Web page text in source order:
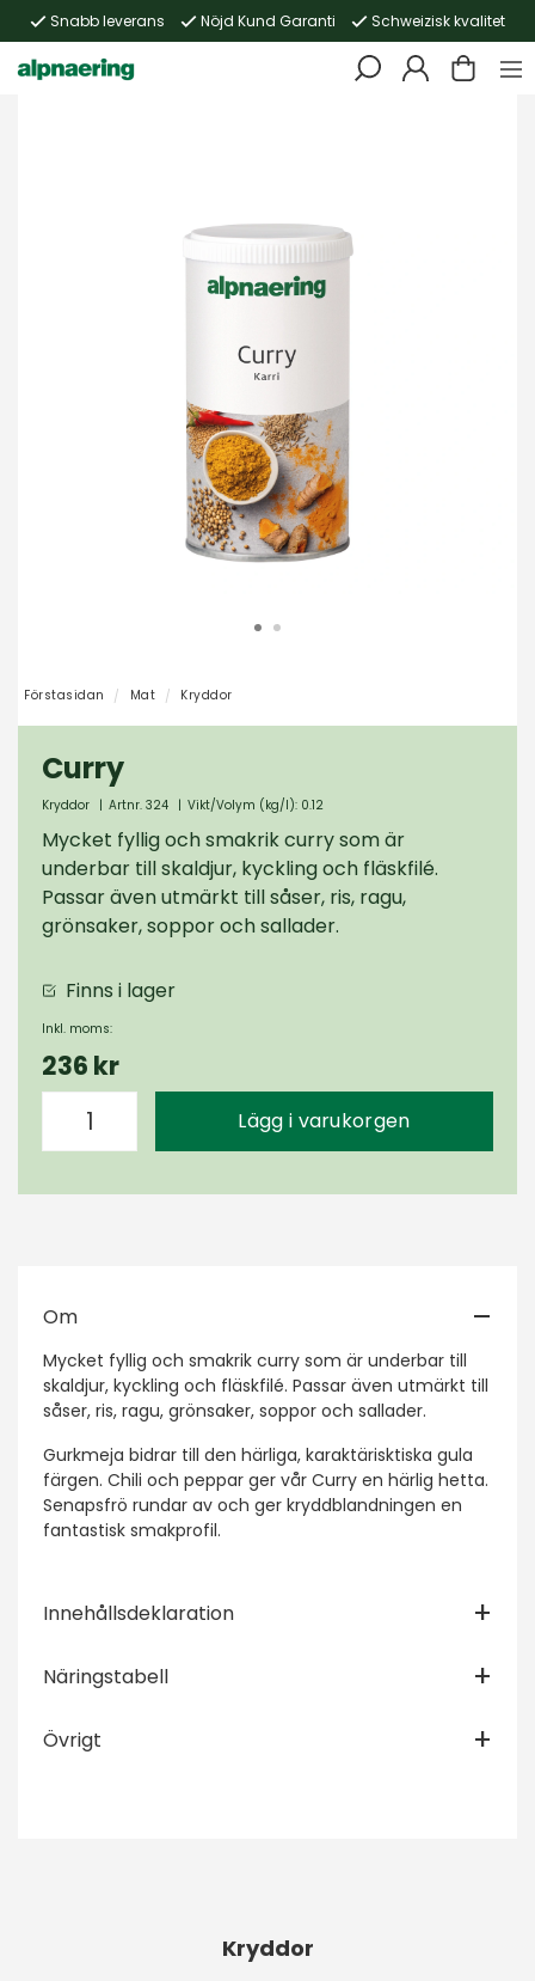
Snabb leverans Nöjd Kund Garanti Schweizisk kvalitet
Förstasidan Mat Kryddor
Curry
Kryddor | Artnr. 324 | Vikt/Volym (kg/l): 0.12
Mycket fyllig och smakrik curry som är
underbar till skaldjur, kyckling och fläskfilé.
Passar även utmärkt till såser, ris, ragu,
grönsaker, soppor och sallader.
Finns i lager
Inkl. moms:
236 kr
Lägg i varukorgen
Om
Mycket fyllig och smakrik curry som är underbar till
skaldjur, kyckling och fläskfilé. Passar även utmärkt till
såser, ris, ragu, grönsaker, soppor och sallader.
Gurkmeja bidrar till den härliga, karaktärisktiska gula
färgen. Chili och peppar ger vår Curry en härlig hetta.
Senapsfrö rundar av och ger kryddblandningen en
fantastisk smakprofil.
Innehållsdeklaration
Näringstabell
Övrigt
Kryddor